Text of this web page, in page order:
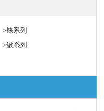
>铼系列
>铍系列